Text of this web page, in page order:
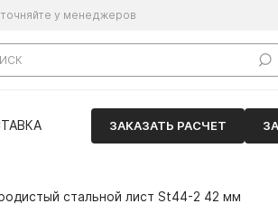
у менеджеров
ЗАКАЗАТЬ РАСЧЕТ
стальной лист St44-2 42 мм